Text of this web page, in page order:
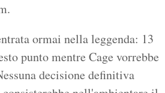
ormai nella leggenda: 13
punto mentre Cage vorrebbe
decisione definitiva